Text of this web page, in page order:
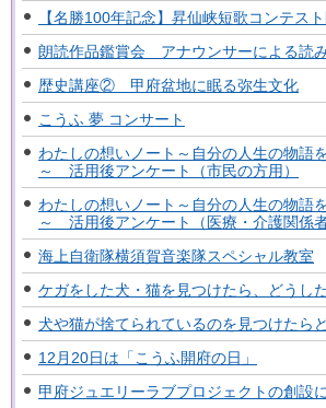
【名勝100年記念】昇仙峡短歌コンテス
朗読作品鑑賞会 アナウンサーによる読
歴史講座② 甲府盆地に眠る弥生文化
こうふ 夢 コンサート
わたしの想いノート～自分の人生の物語
～ 活用後アンケート（市民の方用）
わたしの想いノート～自分の人生の物語
～ 活用後アンケート（医療・介護関係者
海上自衛隊横須賀音楽隊スペシャル教室
ケガをした犬・猫を見つけたら、どうし
犬や猫が捨てられているのを見つけたら
12月20日は「こうふ開府の日」
甲府ジュエリーラブプロジェクトの創設